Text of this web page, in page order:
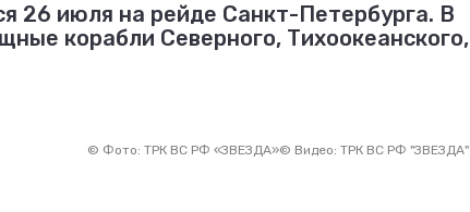
26 июля на рейде Санкт-Петербурга. В
корабли Северного, Тихоокеанского,
© Фото: ТРК ВС РФ «ЗВЕЗДА»© Видео: ТРК ВС РФ "ЗВЕЗДА"